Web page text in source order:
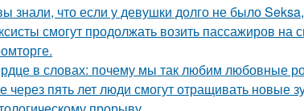
знали, что если у девушки долго не было
смогут продолжать возить пассажиров
в словах: почему мы так любим любовные
через пять лет люди смогут отращивать новые